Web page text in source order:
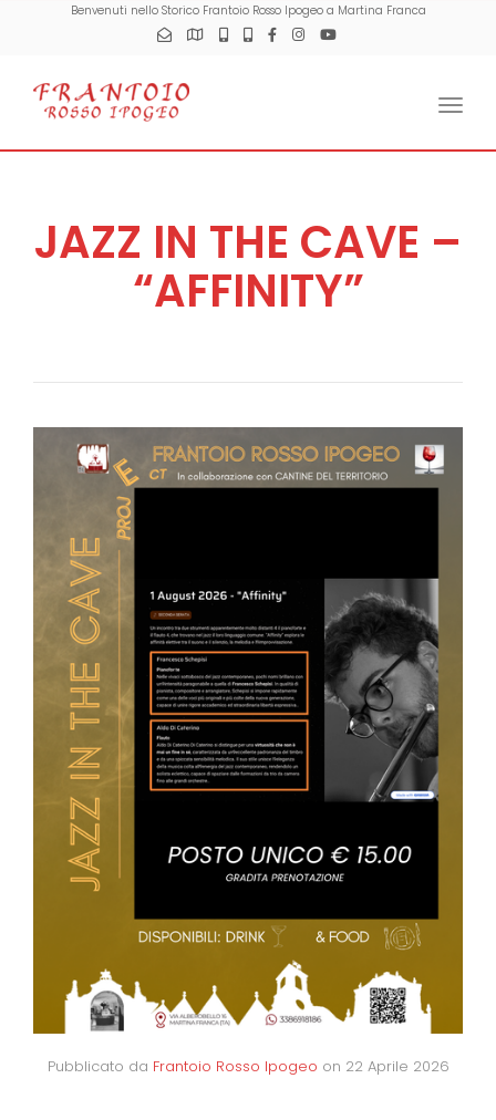
Benvenuti nello Storico Frantoio Rosso Ipogeo a Martina Franca
JAZZ IN THE CAVE –
“AFFINITY”
Pubblicato da Frantoio Rosso Ipogeo on 22 Aprile 2026